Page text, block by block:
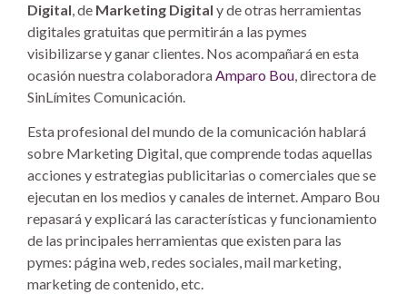
Digital, de Marketing Digital y de otras herramientas
digitales gratuitas que permitirán a las pymes
visibilizarse y ganar clientes. Nos acompañará en esta
ocasión nuestra colaboradoraAmparo Bou, directora de
SinLímites Comunicación.
Esta profesional del mundo de la comunicación hablará
sobre Marketing Digital, que comprende todas aquellas
acciones y estrategias publicitarias o comerciales que se
ejecutan en los medios y canales de internet. Amparo Bou
repasará y explicará las características y funcionamiento
de las principales herramientas que existen para las
pymes: página web, redes sociales, mail marketing,
marketing de contenido, etc.